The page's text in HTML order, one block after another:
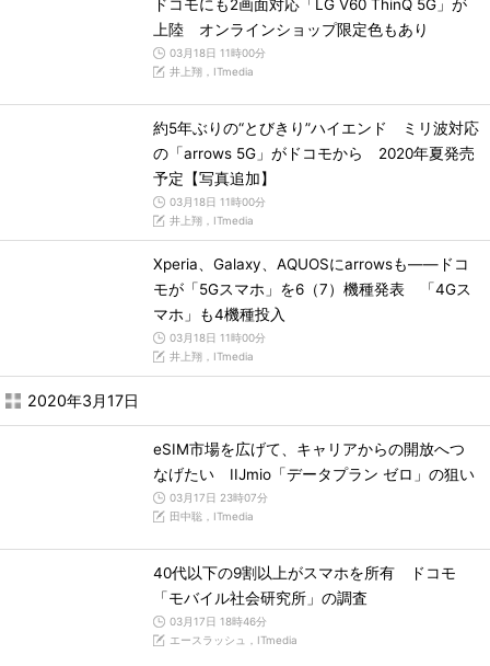
ドコモにも2画面対応「LG V60 ThinQ 5G」が
上陸 オンラインショップ限定色もあり
03月18日 11時00分
井上翔，ITmedia
約5年ぶりの“とびきり”ハイエンド ミリ波対応
の「arrows 5G」がドコモから 2020年夏発売
予定【写真追加】
03月18日 11時00分
井上翔，ITmedia
Xperia、Galaxy、AQUOSにarrowsも――ドコ
モが「5Gスマホ」を6（7）機種発表 「4Gス
マホ」も4機種投入
03月18日 11時00分
井上翔，ITmedia
2020年3月17日
eSIM市場を広げて、キャリアからの開放へつ
なげたい IIJmio「データプラン ゼロ」の狙い
03月17日 23時07分
田中聡，ITmedia
40代以下の9割以上がスマホを所有 ドコモ
「モバイル社会研究所」の調査
03月17日 18時46分
エースラッシュ，ITmedia